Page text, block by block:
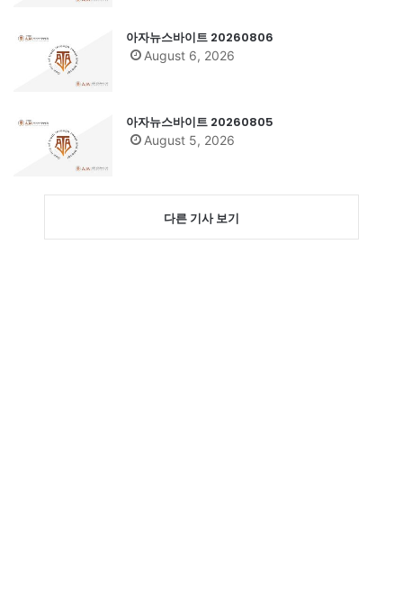
아자뉴스바이트 20260806
August 6, 2026
아자뉴스바이트 20260805
August 5, 2026
다른 기사 보기